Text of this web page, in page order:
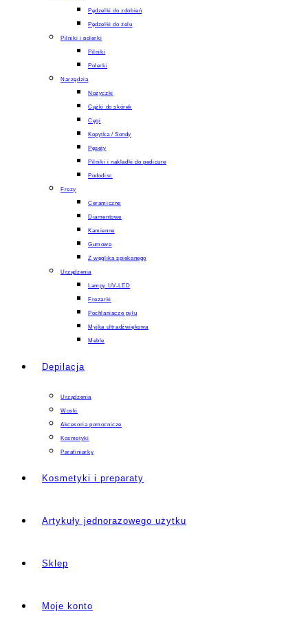
Pędzelki do zdobień
Pędzelki do żelu
Pilniki i polerki
Pilniki
Polerki
Narzędzia
Nożyczki
Cążki do skórek
Cęgi
Kopytka / Sondy
Pęsety
Pilniki i nakladki do pedicure
Pododisc
Frezy
Ceramiczne
Diamentowe
Kamienne
Gumowe
Z węglika spiekanego
Urządzenia
Lampy UV-LED
Frezarki
Pochlaniacze pyłu
Myjka ultradźwiękowa
Meble
Depilacja
Urządzenia
Woski
Akcesoria pomocnicze
Kosmetyki
Parafiniarky
Kosmetyki i preparaty
Artykuły jednorazowego użytku
Sklep
Moje konto